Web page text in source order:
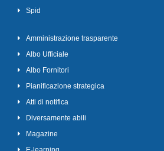
Spid
Amministrazione trasparente
Albo Ufficiale
Albo Fornitori
Pianificazione strategica
Atti di notifica
Diversamente abili
Magazine